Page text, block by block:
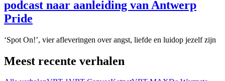
podcast naar aanleiding van Antwerp
Pride
‘Spot On!’, vier afleveringen over angst, liefde en luidop jezelf zijn
Meest recente verhalen